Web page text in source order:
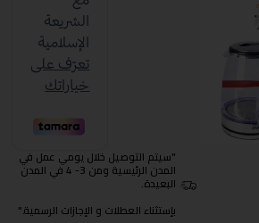
"سيتم التوصيل خلال يومي عمل في
المدن الرئيسية ومن 3- 4 في المدن
البعيدة.
بإستثناء العطلات و الإجازات الرسمية."